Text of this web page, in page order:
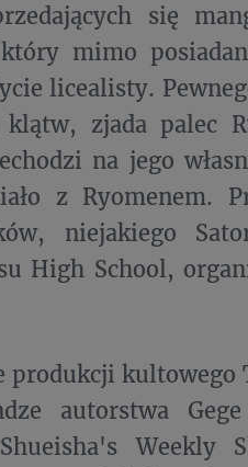
się
mimo
licealisty.
zjada palec
na jego
z Ryomenem.
niejakiego
High School,
produkcji kultowego
autorstwa
Weekly